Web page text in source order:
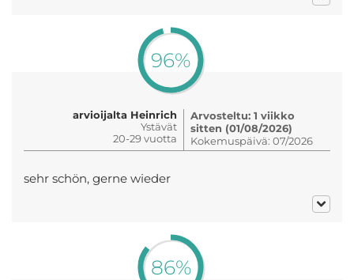
96%
arvioijalta Heinrich
Ystävät
20-29 vuotta
Arvosteltu: 1 viikko
sitten (01/08/2026)
Kokemuspäivä: 07/2026
sehr schön, gerne wieder
86%